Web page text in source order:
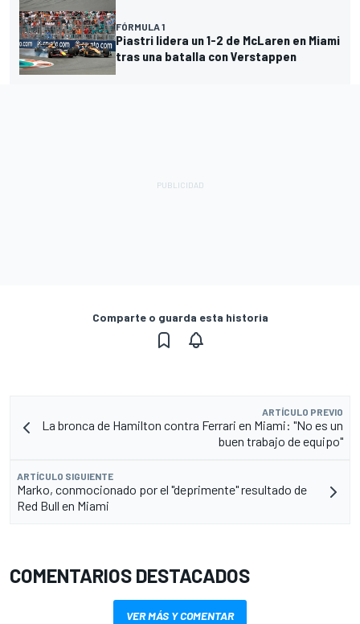
FÓRMULA 1
Piastri lidera un 1-2 de McLaren en Miami
tras una batalla con Verstappen
Comparte o guarda esta historia
ARTÍCULO PREVIO
La bronca de Hamilton contra Ferrari en Miami: "No es un
buen trabajo de equipo"
ARTÍCULO SIGUIENTE
Marko, conmocionado por el "deprimente" resultado de
Red Bull en Miami
COMENTARIOS DESTACADOS
VER MÁS Y COMENTAR